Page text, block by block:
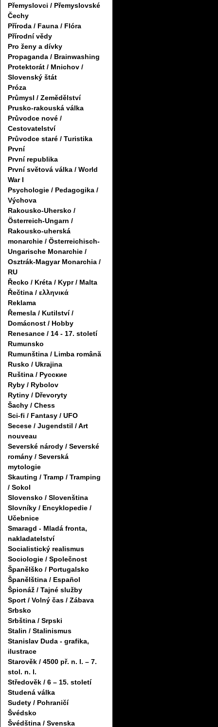
Přemyslovci / Přemyslovské
Čechy
Příroda / Fauna / Flóra
Přírodní vědy
Pro ženy a dívky
Propaganda / Brainwashing
Protektorát / Mnichov /
Slovenský štát
Próza
Průmysl / Zemědělství
Prusko-rakouská válka
Průvodce nové /
Cestovatelství
Průvodce staré / Turistika
První
První republika
První světová válka / World
War I
Psychologie / Pedagogika /
Výchova
Rakousko-Uhersko /
Österreich-Ungarn /
Rakousko-uherská
monarchie / Österreichisch-
Ungarische Monarchie /
Osztrák-Magyar Monarchia /
RU
Řecko / Kréta / Kypr / Malta
Řečtina / ελληνικά
Reklama
Řemesla / Kutilství /
Domácnost / Hobby
Renesance / 14 - 17. století
Rumunsko
Rumunština / Limba română
Rusko / Ukrajina
Ruština / Русские
Ryby / Rybolov
Rytiny / Dřevoryty
Šachy / Chess
Sci-fi / Fantasy / UFO
Secese / Jugendstil / Art
nouveau
Severské národy / Severské
romány / Severská
mytologie
Skauting / Tramp / Tramping
/ Sokol
Slovensko / Slovenština
Slovníky / Encyklopedie /
Učebnice
Smaragd - Mladá fronta,
nakladatelství
Socialistický realismus
Sociologie / Společnost
Španělško / Portugalsko
Španělština / Español
Špionáž / Tajné služby
Sport / Volný čas / Zábava
Srbsko
Srbština / Srpski
Stalin / Stalinismus
Stanislav Duda - grafika,
ilustrace
Starověk / 4500 př. n. l. – 7.
stol. n. l.
Středověk / 6 – 15. století
Studená válka
Sudety / Pohraničí
Švédsko
Švédština / Svenska